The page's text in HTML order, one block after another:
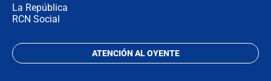
La República
RCN Social
ATENCIÓN AL OYENTE